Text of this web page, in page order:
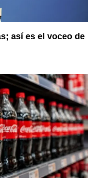
así es el voceo de